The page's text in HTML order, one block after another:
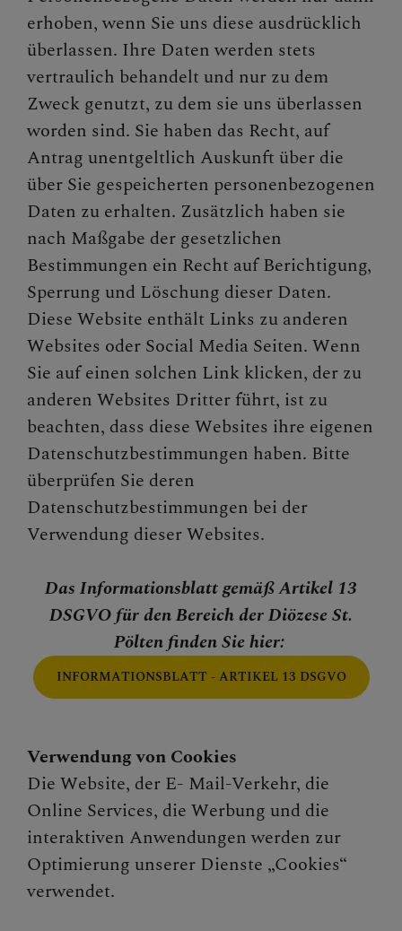
erhoben, wenn Sie uns diese ausdrücklich
überlassen. Ihre Daten werden stets
vertraulich behandelt und nur zu dem
Zweck genutzt, zu dem sie uns überlassen
worden sind. Sie haben das Recht, auf
Antrag unentgeltlich Auskunft über die
über Sie gespeicherten personenbezogenen
Daten zu erhalten. Zusätzlich haben sie
nach Maßgabe der gesetzlichen
Bestimmungen ein Recht auf Berichtigung,
Sperrung und Löschung dieser Daten.
Diese Website enthält Links zu anderen
Websites oder Social Media Seiten. Wenn
Sie auf einen solchen Link klicken, der zu
anderen Websites Dritter führt, ist zu
beachten, dass diese Websites ihre eigenen
Datenschutzbestimmungen haben. Bitte
überprüfen Sie deren
Datenschutzbestimmungen bei der
Verwendung dieser Websites.
Das Informationsblatt gemäß Artikel 13
DSGVO für den Bereich der Diözese St.
Pölten finden Sie hier:
INFORMATIONSBLATT - ARTIKEL 13 DSGVO
Verwendung von Cookies
Die Website, der E- Mail-Verkehr, die
Online Services, die Werbung und die
interaktiven Anwendungen werden zur
Optimierung unserer Dienste „Cookies“
verwendet.